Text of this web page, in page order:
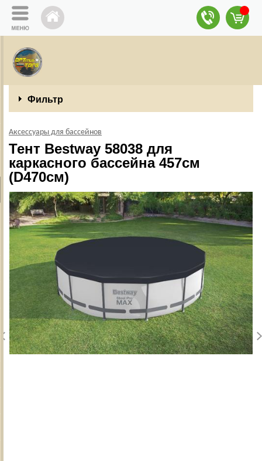
Фильтр
Аксессуары для бассейнов
Тент Bestway 58038 для
каркасного бассейна 457см
(D470см)